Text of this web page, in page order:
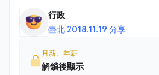
行政
臺北·2018.11.19 分享
月薪、年薪
解鎖後顯示